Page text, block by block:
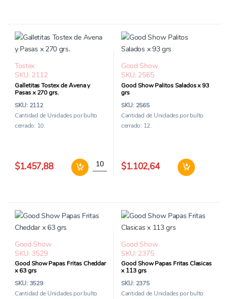
Tostex
SKU: 2112
Galletitas Tostex de Avena y
Pasas x 270 grs.
SKU: 2112
Cantidad de Unidades por bulto
cerrado: 10.
$1.457,88 Galletitas Tostex de Avena y Pasas x 270
Good Show
SKU: 2565
Good Show Palitos Salados x 93
grs
SKU: 2565
Cantidad de Unidades por bulto
cerrado: 12.
$1.102,64
Good Show
SKU: 3529
Good Show Papas Fritas Cheddar
x 63 grs
SKU: 3529
Cantidad de Unidades por bulto
Good Show
SKU: 2375
Good Show Papas Fritas Clasicas
x 113 grs
SKU: 2375
Cantidad de Unidades por bulto